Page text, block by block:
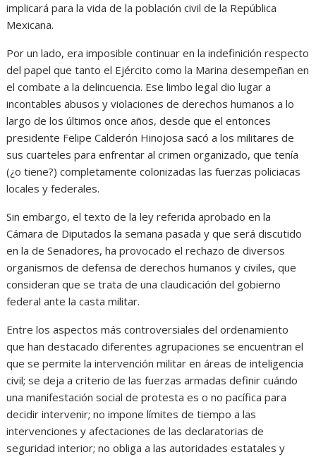
implicará para la vida de la población civil de la República
Mexicana.
Por un lado, era imposible continuar en la indefinición respecto
del papel que tanto el Ejército como la Marina desempeñan en
el combate a la delincuencia. Ese limbo legal dio lugar a
incontables abusos y violaciones de derechos humanos a lo
largo de los últimos once años, desde que el entonces
presidente Felipe Calderón Hinojosa sacó a los militares de
sus cuarteles para enfrentar al crimen organizado, que tenía
(¿o tiene?) completamente colonizadas las fuerzas policiacas
locales y federales.
Sin embargo, el texto de la ley referida aprobado en la
Cámara de Diputados la semana pasada y que será discutido
en la de Senadores, ha provocado el rechazo de diversos
organismos de defensa de derechos humanos y civiles, que
consideran que se trata de una claudicación del gobierno
federal ante la casta militar.
Entre los aspectos más controversiales del ordenamiento
que han destacado diferentes agrupaciones se encuentran el
que se permite la intervención militar en áreas de inteligencia
civil; se deja a criterio de las fuerzas armadas definir cuándo
una manifestación social de protesta es o no pacífica para
decidir intervenir; no impone límites de tiempo a las
intervenciones y afectaciones de las declaratorias de
seguridad interior; no obliga a las autoridades estatales y